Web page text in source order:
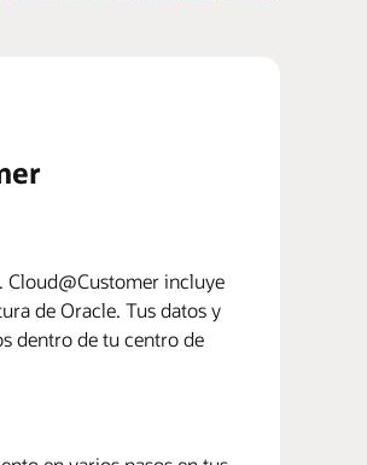
Cloud@Customer incluye
de Oracle. Tus datos y
dentro de tu centro de